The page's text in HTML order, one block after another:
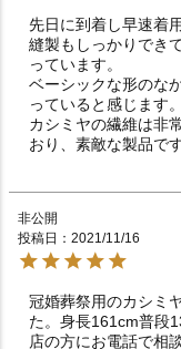
先日に到着し早速着
縫製もしっかりでき
っています。
ベーシックな形のな
っていると感じます。
カシミヤの繊維は非
おり、素敵な製品です
非公開
投稿日
2021/11/16
冠婚葬祭用のカシミ
た。身長161cm普段
店の方にお電話で相